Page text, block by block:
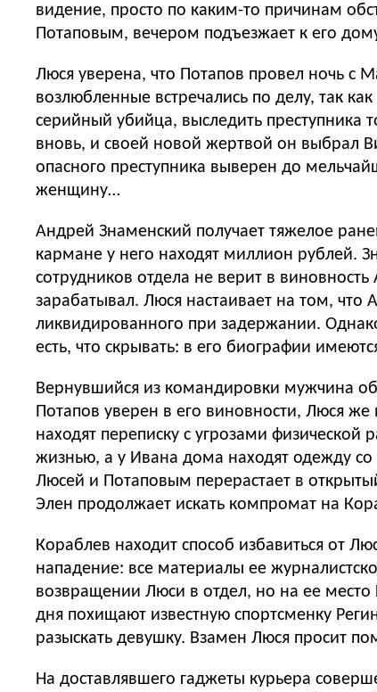
видение, просто по каким-то причинам
Потаповым, вечером подъезжает к его
Люся уверена, что Потапов провел ночь с
возлюбленные встречались по делу, так
серийный убийца, выследить преступника
вновь, и своей новой жертвой он выбрал
опасного преступника выверен до
женщину…
Андрей Знаменский получает тяжелое
кармане у него находят миллион рублей.
сотрудников отдела не верит в
зарабатывал. Люся настаивает на том, что
ликвидированного при задержании.
есть, что скрывать: в его биографии
Вернувшийся из командировки мужчина
Потапов уверен в его виновности, Люся
находят переписку с угрозами
жизнью, а у Ивана дома находят одежду
Люсей и Потаповым перерастает в
Элен продолжает искать компромат на
Кораблев находит способ избавиться от
нападение: все материалы ее
возвращении Люси в отдел, но на ее
дня похищают известную спортсменку
разыскать девушку. Взамен Люся просит
На доставлявшего гаджеты курьера